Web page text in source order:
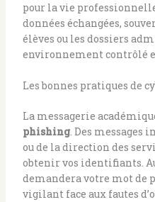
pour la vie
données échangées,
élèves ou les dossiers
environnement contrôlé
Les bonnes pratiques de
La messagerie
phishing. Des messages
ou de la direction des
obtenir vos identifiants.
demandera votre mot de
vigilant face aux fautes